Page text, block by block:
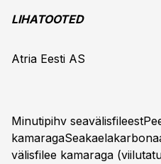
LIHATOOTED
Atria Eesti AS
Minutipihv
välisfilee kamaraga